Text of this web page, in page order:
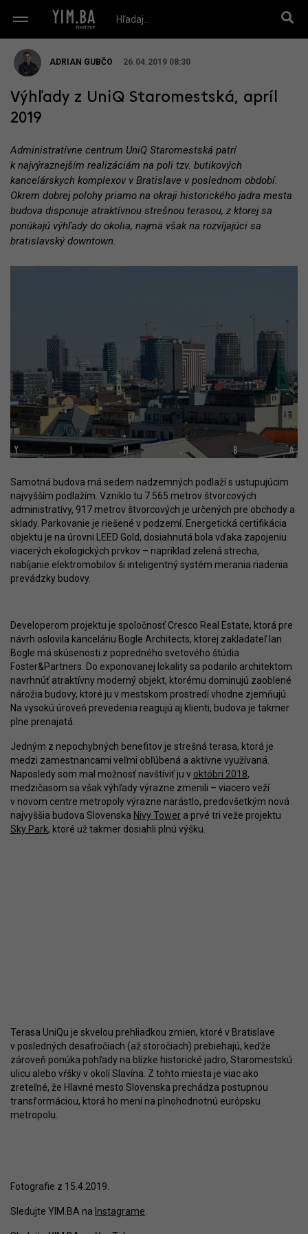
ADRIAN GUBČO 26.04.2019 08:30
Výhľady z UniQ Staromestská, apríl
2019
Administratívne centrum UniQ Staromestská patrí
k najvýraznejším realizáciám na poli tzv. butikových
kancelárskych komplexov v Bratislave v poslednom období.
Okrem dobrej polohy priamo na okraji historického jadra mesta
budova disponuje atraktívnou strešnou terasou, z ktorej sa
ponúkajú výhľady do okolia, najmä však na rozvíjajúci sa
bratislavský downtown.
Samotná budova má sedem nadzemných podlaží s ustupujúcim
najvyšším podlažím. Vzniklo tu 7.565 metrov štvorcových
administratívy, 917 metrov štvorcových je určených pre obchody a
sklady. Parkovanie je riešené v podzemí. Energetická certifikácia
objektu je na úrovni LEED Gold, dosiahnutá bola vďaka zapojeniu
viacerých ekologických prvkov – napríklad zelená strecha,
nabíjanie elektromobilov ši inteligentný systém merania riadenia
prevádzky budovy.
Developerom projektu je spoločnosť Cresco Real Estate, ktorá pre
návrh oslovila kanceláriu Bogle Architects, ktorej zakladateľ Ian
Bogle má skúsenosti z popredného svetového štúdia
Foster&Partners. Do exponovanej lokality sa podarilo architektom
navrhnúť atraktívny moderný objekt, ktorému dominujú zaoblené
nárožia budovy, ktoré ju v mestskom prostredí vhodne zjemňujú.
Na vysokú úroveň prevedenia reagujú aj klienti, budova je takmer
plne prenajatá.
Jedným z nepochybných benefitov je strešná terasa, ktorá je
medzi zamestnancami veľmi obľúbená a aktívne využívaná.
Naposledy som mal možnosť navštíviť ju v októbri 2018,
medzičasom sa však výhľady výrazne zmenili – viacero veží
v novom centre metropoly výrazne narástlo, predovšetkým nová
najvyššia budova Slovenska Nivy Tower a prvé tri veže projektu
Sky Park, ktoré už takmer dosiahli plnú výšku.
Terasa UniQu je skvelou prehliadkou zmien, ktoré v Bratislave
v posledných desaťročiach (až storočiach) prebiehajú, keďže
zároveň ponúka pohľady na blízke historické jadro, Staromestskú
ulicu alebo vŕšky v okolí Slavína. Z tohto miesta je viac ako
zreteľné, že Hlavné mesto Slovenska prechádza postupnou
transformáciou, ktorá ho mení na plnohodnotnú európsku
metropolu.
Fotografie z 15.4.2019.
Sledujte YIM.BA na Instagrame